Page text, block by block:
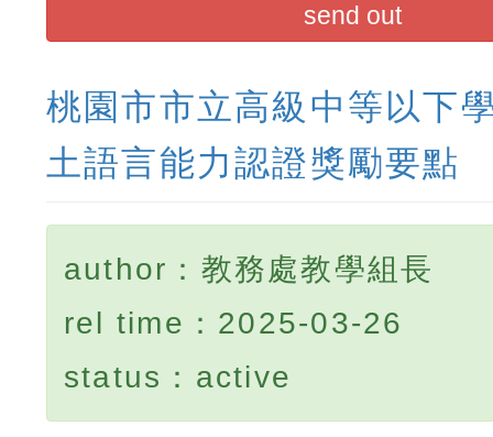
send out
桃園市市立高級中等以下
土語言能力認證獎勵要點
author：教務處教學組長
rel time：2025-03-26
status：active